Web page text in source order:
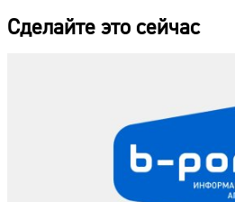
Сделайте это сейчас
Погода